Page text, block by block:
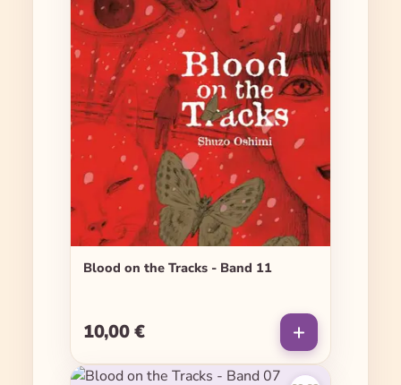
Blood on the Tracks - Band 11
Regulärer Preis:
10,00 €